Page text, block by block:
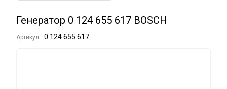
Генератор 0 124 655 617 BOSCH
Артикул: 0 124 655 617